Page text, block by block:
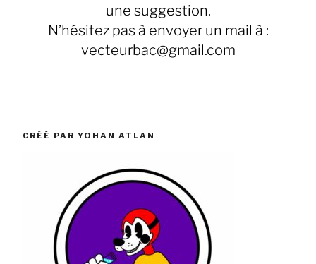
une suggestion.
N’hésitez pas à envoyer un mail à :
vecteurbac@gmail.com
CRÉÉ PAR YOHAN ATLAN